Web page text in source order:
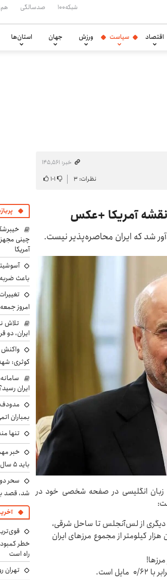
شبکه۱۰۰ صدسالگی
اقتصاد سیاست ورزش جهان استان‌ها
خبر: ۱۴۵٬۵۶۱
نظرات: ۳ ۱-۱
آمریکا +عکس
شد که ایران محاصره‌پذیر نیست.
زبان انگلیسی در صفحه شخصی خود در
و دیگری از لس‌آنجلس تا ساحل شرقی،
که همچنان هزار کیلومتر از مجموع مرزهای ایران
است.
چینی
آمریکا
باعث ضربه مغزی ۷۰۰
امروز جمعه ۱۶ مرداد ۱۴۰۵ را ببینند
تلاش
ایران، دو
واکنش
کوثری:
ایران
بمباران
تنها
خبر
باید ۵ سال بیشتر کار کنند
سحر
شد، قصد
خطر کمبود
راه است
تهران